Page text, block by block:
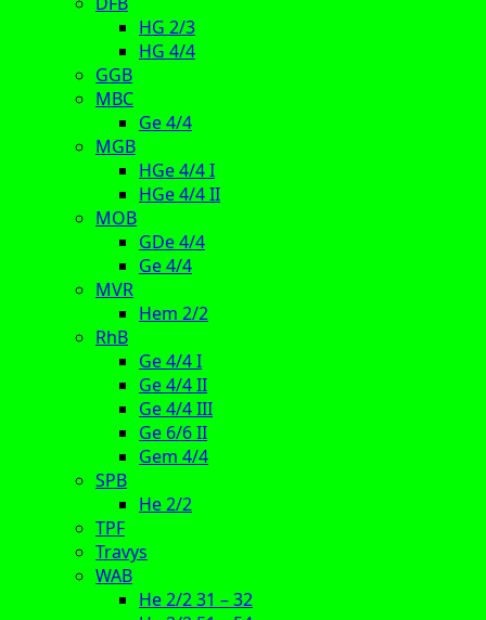
HG 2/3
HG 4/4
GGB
MBC
Ge 4/4
MGB
HGe 4/4 I
HGe 4/4 II
MOB
GDe 4/4
Ge 4/4
MVR
Hem 2/2
RhB
Ge 4/4 I
Ge 4/4 II
Ge 4/4 III
Ge 6/6 II
Gem 4/4
SPB
He 2/2
TPF
Travys
WAB
He 2/2 31 – 32